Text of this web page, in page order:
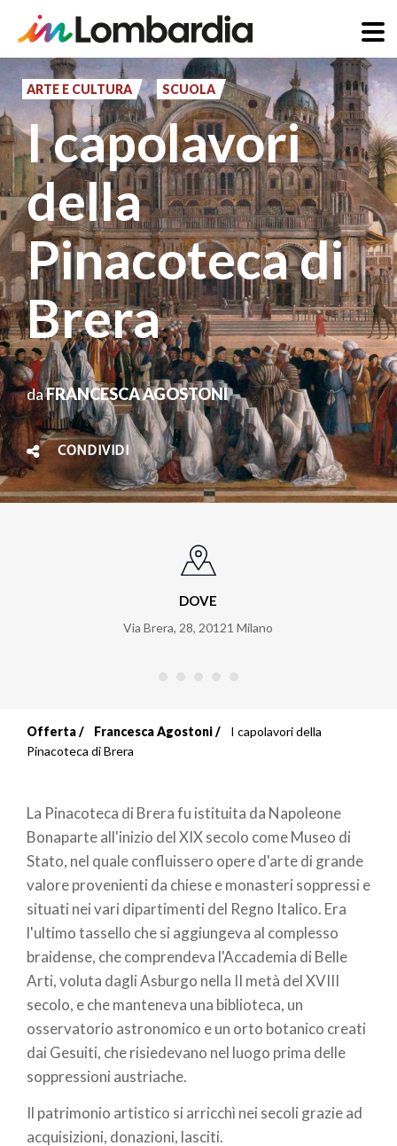
Salta
al
contenuto
principale
ARTE E CULTURA SCUOLA
I capolavori
della
Pinacoteca di
Brera
daFRANCESCA AGOSTONI
CONDIVIDI
DOVE
Via Brera, 28, 20121 Milano
Briciole
pane
Offerta Francesca Agostoni
I capolavori della
Pinacoteca di Brera
La Pinacoteca di Brera fu istituita da Napoleone
Bonaparte all'inizio del XIX secolo come Museo di
Stato, nel quale confluissero opere d'arte di grande
valore provenienti da chiese e monasteri soppressi e
situati nei vari dipartimenti del Regno Italico. Era
l'ultimo tassello che si aggiungeva al complesso
braidense, che comprendeva l'Accademia di Belle
Arti, voluta dagli Asburgo nella II metà del XVIII
secolo, e che manteneva una biblioteca, un
osservatorio astronomico e un orto botanico creati
dai Gesuiti, che risiedevano nel luogo prima delle
soppressioni austriache.
Il patrimonio artistico si arricchì nei secoli grazie ad
acquisizioni, donazioni, lasciti.